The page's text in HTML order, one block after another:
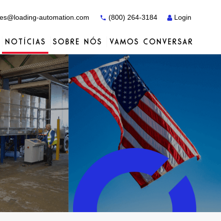
automation.com (800) 264-3184 Login
Estudos de caso Serviços
Estudos de caso Serviços
Serviços
NOTÍCIAS SOBRE NÓS
Distribuidores Actiw
VAMOS CONVERSAR